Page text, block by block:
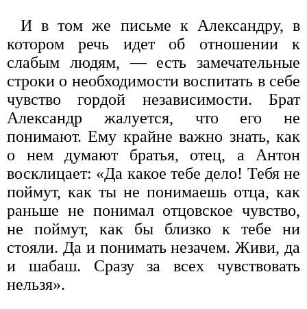
И в том же письме к Александру, в
котором речь идет об отношении к
слабым людям, — есть замечательные
строки о необходимости воспитать в себе
чувство гордой независимости. Брат
Александр жалуется, что его не
понимают. Ему крайне важно знать, как
о нем думают братья, отец, а Антон
восклицает: «Да какое тебе дело! Тебя не
поймут, как ты не понимаешь отца, как
раньше не понимал отцовское чувство,
не поймут, как бы близко к тебе ни
стояли. Да и понимать незачем. Живи, да
и шабаш. Сразу за всех чувствовать
нельзя».